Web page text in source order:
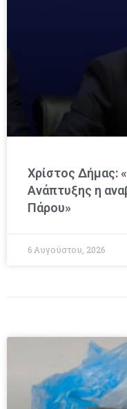
Χρίστος Δήμας:
Ανάπτυξης η
Πάρου»
6 Αυγούστου, 2026